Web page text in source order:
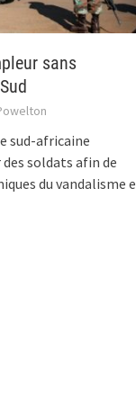
sans
sud-africaine
des soldats afin de
du vandalisme